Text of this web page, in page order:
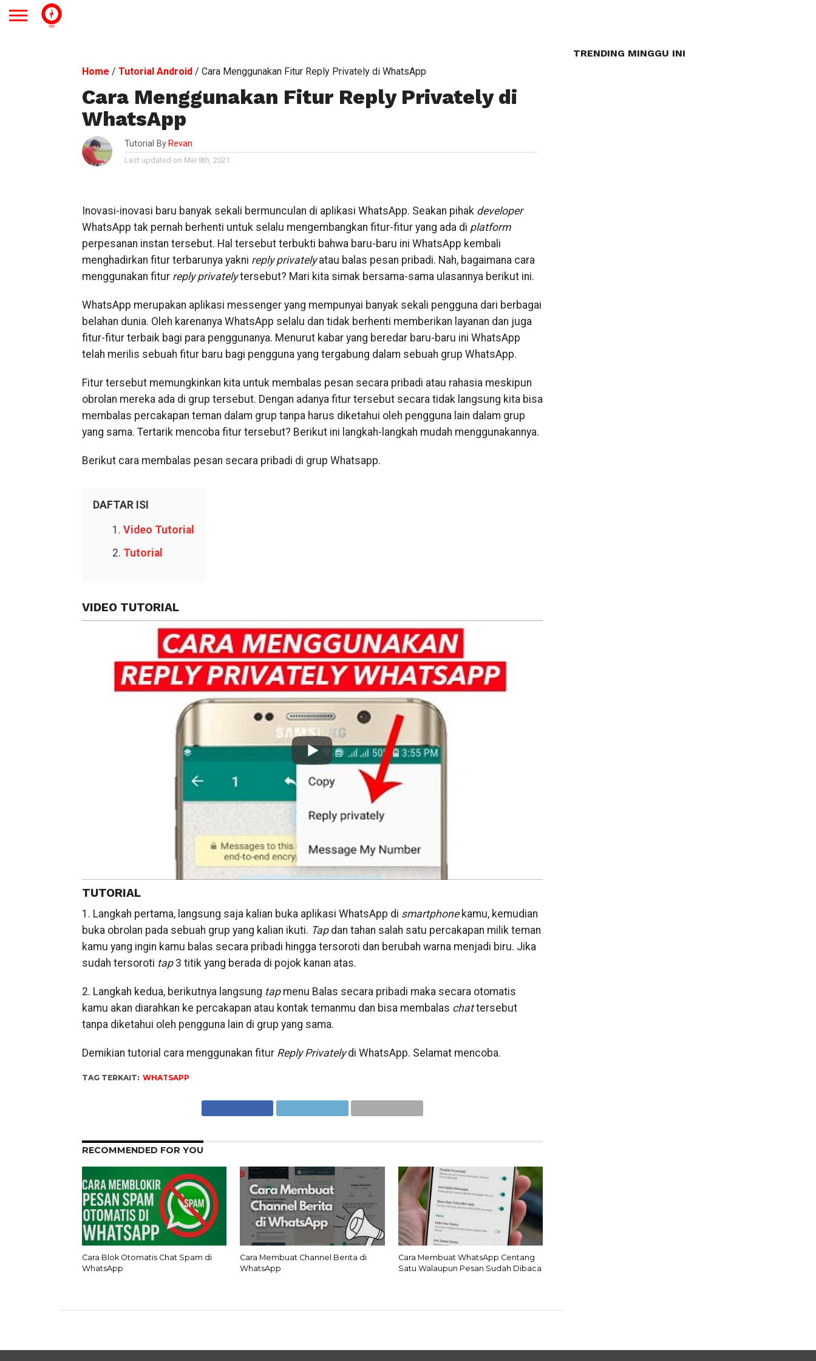
Home / Tutorial Android/ Cara Menggunakan Fitur Reply Privately di WhatsApp
Cara Menggunakan Fitur Reply Privately di
WhatsApp
Tutorial By Revan
Last updated on Mei 8th, 2021
Inovasi-inovasi baru banyak sekali bermunculan di aplikasi WhatsApp. Seakan pihak developer
WhatsApp tak pernah berhenti untuk selalu mengembangkan fitur-fitur yang ada di platform
perpesanan instan tersebut. Hal tersebut terbukti bahwa baru-baru ini WhatsApp kembali
menghadirkan fitur terbarunya yakni reply privatelyatau balas pesan pribadi. Nah, bagaimana cara
menggunakan fitur reply privatelytersebut? Mari kita simak bersama-sama ulasannya berikut ini.
WhatsApp merupakan aplikasi messenger yang mempunyai banyak sekali pengguna dari berbagai
belahan dunia. Oleh karenanya WhatsApp selalu dan tidak berhenti memberikan layanan dan juga
fitur-fitur terbaik bagi para penggunanya. Menurut kabar yang beredar baru-baru ini WhatsApp
telah merilis sebuah fitur baru bagi pengguna yang tergabung dalam sebuah grup WhatsApp.
Fitur tersebut memungkinkan kita untuk membalas pesan secara pribadi atau rahasia meskipun
obrolan mereka ada di grup tersebut. Dengan adanya fitur tersebut secara tidak langsung kita bisa
membalas percakapan teman dalam grup tanpa harus diketahui oleh pengguna lain dalam grup
yang sama. Tertarik mencoba fitur tersebut? Berikut ini langkah-langkah mudah menggunakannya.
Berikut cara membalas pesan secara pribadi di grup Whatsapp.
DAFTAR ISI
Video Tutorial
Tutorial
VIDEO TUTORIAL
TUTORIAL
1. Langkah pertama, langsung saja kalian buka aplikasi WhatsApp di smartphonekamu, kemudian
buka obrolan pada sebuah grup yang kalian ikuti. Tapdan tahan salah satu percakapan milik teman
kamu yang ingin kamu balas secara pribadi hingga tersoroti dan berubah warna menjadi biru. Jika
sudah tersoroti tap3 titik yang berada di pojok kanan atas.
2. Langkah kedua, berikutnya langsung tapmenu Balas secara pribadi maka secara otomatis
kamu akan diarahkan ke percakapan atau kontak temanmu dan bisa membalas chattersebut
tanpa diketahui oleh pengguna lain di grup yang sama.
Demikian tutorial cara menggunakan fitur Reply Privatelydi WhatsApp. Selamat mencoba.
TAG TERKAIT: WHATSAPP
RECOMMENDED FOR YOU
Cara Blok Otomatis Chat Spam di
WhatsApp
Cara Membuat Channel Berita di
WhatsApp
Cara Membuat WhatsApp Centang
Satu Walaupun Pesan Sudah Dibaca
TRENDING MINGGU INI